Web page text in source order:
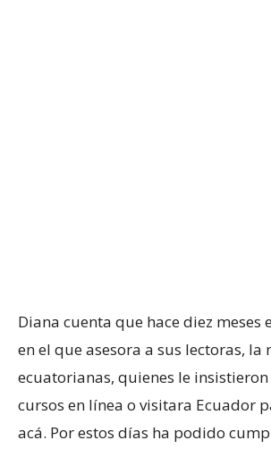
Diana cuenta que hace diez meses
en el que asesora a sus lectoras, la
ecuatorianas, quienes le
cursos en línea o visitara Ecuador
acá. Por estos días ha podido